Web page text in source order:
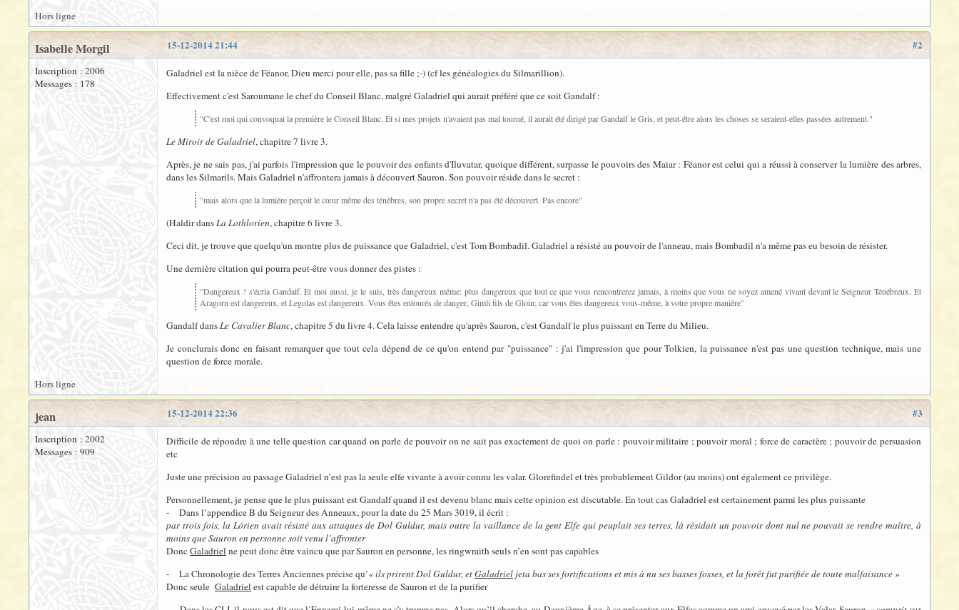
Hors ligne
#2
15-12-2014 21:44
Isabelle Morgil
Inscription : 2006
Messages : 178
Galadriel est la nièce de Fëanor, Dieu merci pour elle, pas sa fille ;-) (cf les généalogies du Silmarillion).
Effectivement c'est Saroumane le chef du Conseil Blanc, malgré Galadriel qui aurait préféré que ce soit Gandalf :
"C'est moi qui convoquai la première le Conseil Blanc. Et si mes projets n'avaient pas mal tourné, il aurait été dirigé par Gandalf le Gris, et peut-être alors les choses se seraient-elles passées autrement."
Le Miroir de Galadriel, chapitre 7 livre 3.
Après, je ne sais pas, j'ai parfois l'impression que le pouvoir des enfants d'Iluvatar, quoique différent, surpasse le pouvoirs des Maiar : Fëanor est celui qui a réussi à conserver la lumière des arbres,
dans les Silmarils. Mais Galadriel n'affrontera jamais à découvert Sauron. Son pouvoir réside dans le secret :
"mais alors que la lumière perçoit le cœur même des ténèbres, son propre secret n'a pas été découvert. Pas encore"
(Haldir dansLa Lothlorien, chapitre 6 livre 3.
Ceci dit, je trouve que quelqu'un montre plus de puissance que Galadriel, c'est Tom Bombadil. Galadriel a résisté au pouvoir de l'anneau, mais Bombadil n'a même pas eu besoin de résister.
Une dernière citation qui pourra peut-être vous donner des pistes :
"Dangereux ! s'écria Gandalf. Et moi aussi, je le suis, très dangereux même: plus dangereux que tout ce que vous rencontrerez jamais, à moins que vous ne soyez amené vivant devant le Seigneur Ténébreux. Et
Aragorn est dangereux, et Legolas est dangereux. Vous êtes entourés de danger, Gimli fils de Gloin; car vous êtes dangereux vous-même, à votre propre manière"
Gandalf dansLe Cavalier Blanc, chapitre 5 du livre 4. Cela laisse entendre qu'après Sauron, c'est Gandalf le plus puissant en Terre du Milieu.
Je conclurais donc en faisant remarquer que tout cela dépend de ce qu'on entend par "puissance" : j'ai l'impression que pour Tolkien, la puissance n'est pas une question technique, mais une
question de force morale.
Hors ligne
#3
15-12-2014 22:36
jean
Inscription : 2002
Messages : 909
Difficile de répondre à une telle question car quand on parle de pouvoir on ne sait pas exactement de quoi on parle : pouvoir militaire ; pouvoir moral ; force de caractère ; pouvoir de persuasion
etc
Juste une précision au passage Galadriel n’est pas la seule elfe vivante à avoir connu les valar. Glorefindel et très probablement Gildor (au moins) ont également ce privilège.
Personnellement, je pense que le plus puissant est Gandalf quand il est devenu blanc mais cette opinion est discutable. En tout cas Galadriel est certainement parmi les plus puissante
- Dans l’appendice B du Seigneur des Anneaux, pour la date du 25 Mars 3019, il écrit :
par trois fois, la Lórien avait résisté aux attaques de Dol Guldur, mais outre la vaillance de la gent Elfe qui peuplait ses terres, là résidait un pouvoir dont nul ne pouvait se rendre maître, à
moins que Sauron en personne soit venu l’affronter
DoncGaladriel ne peut donc être vaincu que par Sauron en personne, les ringwraith seuls n’en sont pas capables
- La Chronologie des Terres Anciennes précise qu’« ils prirent Dol Guldur, etGaladriel jeta bas ses fortifications et mis à nu ses basses fosses, et la forêt fut purifiée de toute malfaisance »
Donc seule Galadriel est capable de détruire la forteresse de Sauron et de la purifier